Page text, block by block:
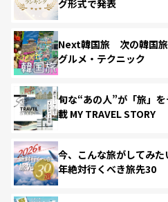
グ形式で発表
Next韓国旅 次の韓国旅
グルメ・テクニック
旬な“あの人”が「旅」
載 MY TRAVEL STORY
今、こんな旅がしてみ
年絶対行くべき旅先30